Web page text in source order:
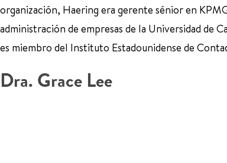
organización, Haering era gerente sénior en
administración de empresas de la Universidad de
es miembro del Instituto Estadounidense de
Dra. Grace Lee